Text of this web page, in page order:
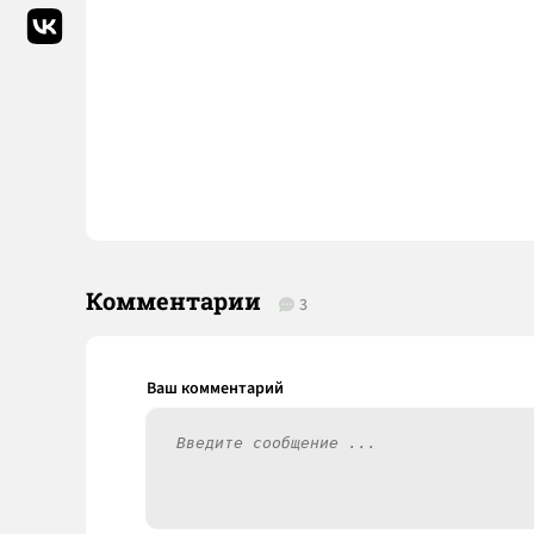
Комментарии 3